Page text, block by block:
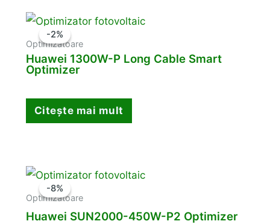
-2%
-2%
Optimizatoare
Huawei 1300W-P Long Cable Smart
Optimizer
Citește mai mult
-8%
-8%
Optimizatoare
Huawei SUN2000-450W-P2 Optimizer